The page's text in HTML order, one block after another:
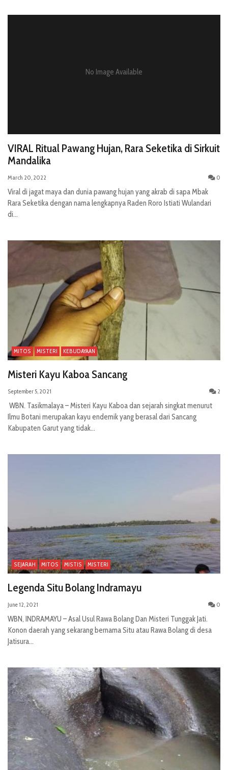
No Image Available
VIRAL Ritual Pawang Hujan, Rara Seketika di Sirkuit
Mandalika
March 20, 2022 0
Viral di jagat maya dan dunia pawang hujan yang akrab di sapa Mbak
Rara Seketika dengan nama lengkapnya Raden Roro Istiati Wulandari
di...
MITOS MISTERI KEBUDAYAAN
Misteri Kayu Kaboa Sancang
September 5, 2021 2
WBN. Tasikmalaya – Misteri Kayu Kaboa dan sejarah singkat menurut
Ilmu Botani merupakan kayu endemik yang berasal dari Sancang
Kabupaten Garut yang tidak...
SEJARAH MITOS MISTIS MISTERI
Legenda Situ Bolang Indramayu
June 12, 2021 0
WBN, INDRAMAYU – Asal Usul Rawa Bolang Dan Misteri Tunggak Jati.
Konon daerah yang sekarang bernama Situ atau Rawa Bolang di desa
Jatisura...